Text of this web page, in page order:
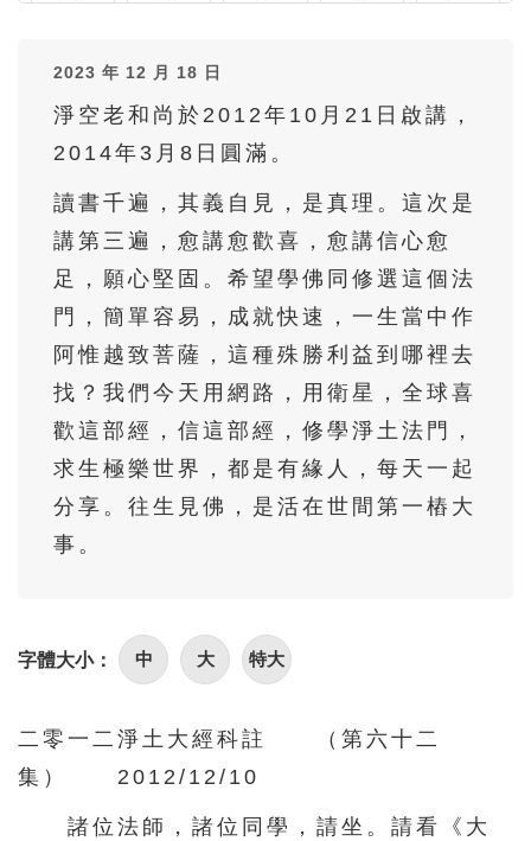
41 42
46 47 48 49 50
52 53
56 57 58 59 60
66 67 68 70
71 72 73 74 75
76 77 78 79 80
81 82 83 84 85
86 88 89 90
106 107 108
117 118 119
2023 年 12 月 18 日
淨空老和尚於2012年10月21日啟講，
2014年3月8日圓滿。
讀書千遍，其義自見，是真理。這次是
講第三遍，愈講愈歡喜，愈講信心愈
足，願心堅固。希望學佛同修選這個法
門，簡單容易，成就快速，一生當中作
阿惟越致菩薩，這種殊勝利益到哪裡去
找？我們今天用網路，用衛星，全球喜
歡這部經，信這部經，修學淨土法門，
求生極樂世界，都是有緣人，每天一起
分享。往生見佛，是活在世間第一樁大
事。
字體大小： 中 大 特大
二零一二淨土大經科註 （第六十二
集） 2012/12/10
諸位法師，諸位同學，請坐。請看《大